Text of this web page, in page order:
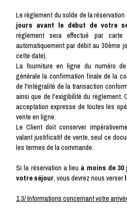
Le règlement du solde de la réservation
jours avant le début de votre
règlement sera effectué par
automatiquement par débit au 30ème
cette date).
La fourniture en ligne du numéro
générale la confirmation finale de la
de l'intégralité de la transaction
ainsi que de l'exigibilité du règlement.
acceptation expresse de toutes les
vente en ligne.
Le Client doit conserver
valant justificatif de vente, seul ce
les termes de la commande.
Si la réservation a lieu à moins de
votre séjour, vous devrez nous verser
1.3/ Informations concernant votre